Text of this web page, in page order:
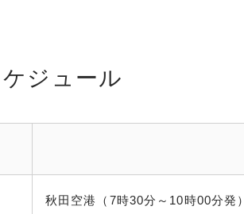
ジュール
秋田空港（7時30分～10時00分